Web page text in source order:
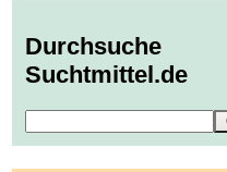
Durchsuche
Suchtmittel.de